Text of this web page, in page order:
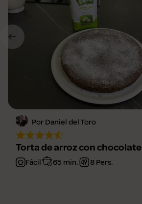
Por Daniel del Toro
Torta de arroz con chocolate
Fácil 65 min. 8 Pers.